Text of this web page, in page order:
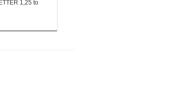
1,25 to